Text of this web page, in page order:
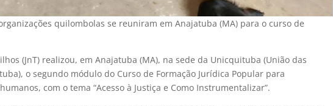
quilombolas se reuniram em Anajatuba (MA) para o curso de
(JnT) realizou, em Anajatuba (MA), na sede da Unicquituba (União das
o segundo módulo do Curso de Formação Jurídica Popular para
com o tema “Acesso à Justiça e Como Instrumentalizar”.